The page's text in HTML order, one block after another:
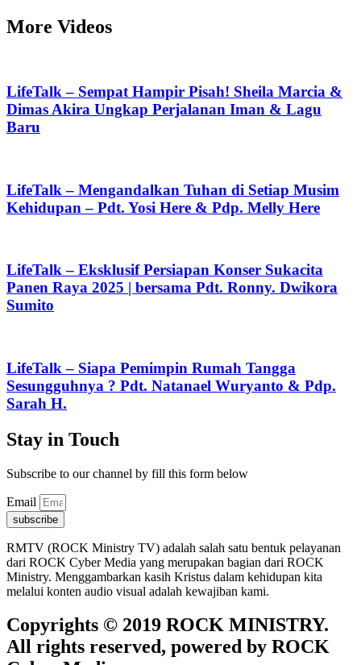
More Videos
LifeTalk – Sempat Hampir Pisah! Sheila Marcia &
Dimas Akira Ungkap Perjalanan Iman & Lagu
Baru
LifeTalk – Mengandalkan Tuhan di Setiap Musim
Kehidupan – Pdt. Yosi Here & Pdp. Melly Here
LifeTalk – Eksklusif Persiapan Konser Sukacita
Panen Raya 2025 | bersama Pdt. Ronny. Dwikora
Sumito
LifeTalk – Siapa Pemimpin Rumah Tangga
Sesungguhnya ? Pdt. Natanael Wuryanto & Pdp.
Sarah H.
Stay in Touch
Subscribe to our channel by fill this form below
Email
subscribe
RMTV (ROCK Ministry TV) adalah salah satu bentuk pelayanan
dari ROCK Cyber Media yang merupakan bagian dari ROCK
Ministry. Menggambarkan kasih Kristus dalam kehidupan kita
melalui konten audio visual adalah kewajiban kami.
Copyrights © 2019 ROCK MINISTRY.
All rights reserved, powered by ROCK